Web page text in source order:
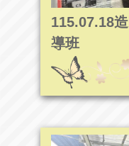
115.07.18
導班